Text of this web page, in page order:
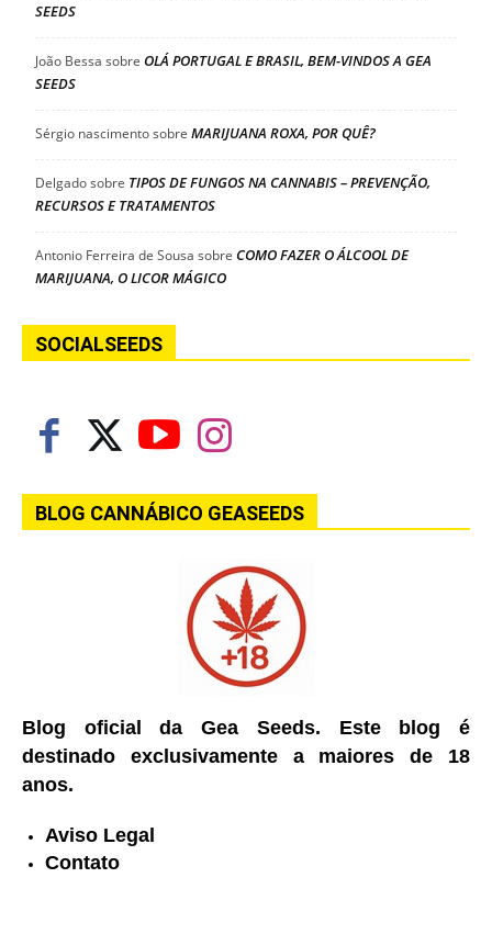
SEEDS
João Bessa sobre OLÁ PORTUGAL E BRASIL, BEM-VINDOS A GEA
SEEDS
Sérgio nascimentosobre MARIJUANA ROXA, POR QUÊ?
Delgadosobre TIPOS DE FUNGOS NA CANNABIS – PREVENÇÃO,
RECURSOS E TRATAMENTOS
Antonio Ferreira de Sousa sobre COMO FAZER O ÁLCOOL DE
MARIJUANA, O LICOR MÁGICO
SOCIALSEEDS
BLOG CANNÁBICO GEASEEDS
Blog oficial da Gea Seeds. Este blog é
destinado exclusivamente a maiores de 18
anos.
Aviso Legal
Contato